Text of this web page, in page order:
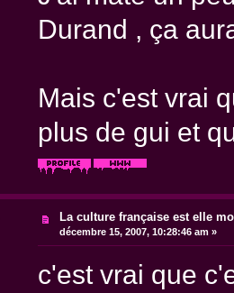
Durand , ça
Mais c'est vrai
plus de gui et
La culture française est elle
décembre 15, 2007, 10:28:46 am »
c'est vrai que